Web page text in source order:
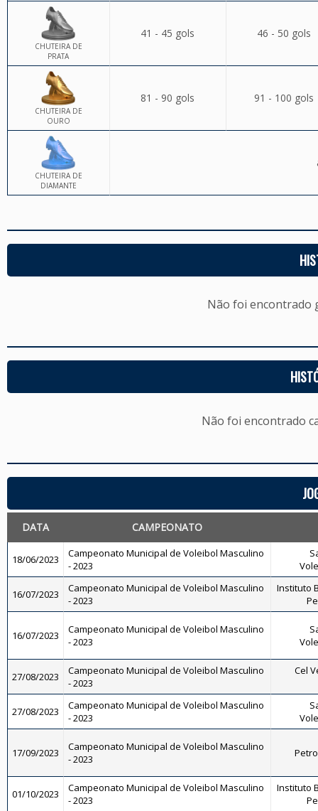
CHUTEIRA DE
PRATA
41 - 45 gols 46 - 50 gols
CHUTEIRA DE
OURO
81 - 90 gols 91 - 100 gols
CHUTEIRA DE
DIAMANTE
Não foi encontrado
Não foi encontrado
DATA CAMPEONATO
18/06/2023
Campeonato Municipal de Voleibol Masculino
- 2023
16/07/2023
Campeonato Municipal de Voleibol Masculino
- 2023
Instituto
16/07/2023
Campeonato Municipal de Voleibol Masculino
- 2023
27/08/2023
Campeonato Municipal de Voleibol Masculino
- 2023
Cel
27/08/2023
Campeonato Municipal de Voleibol Masculino
- 2023
17/09/2023
Campeonato Municipal de Voleibol Masculino
- 2023
01/10/2023
Campeonato Municipal de Voleibol Masculino
- 2023
Instituto